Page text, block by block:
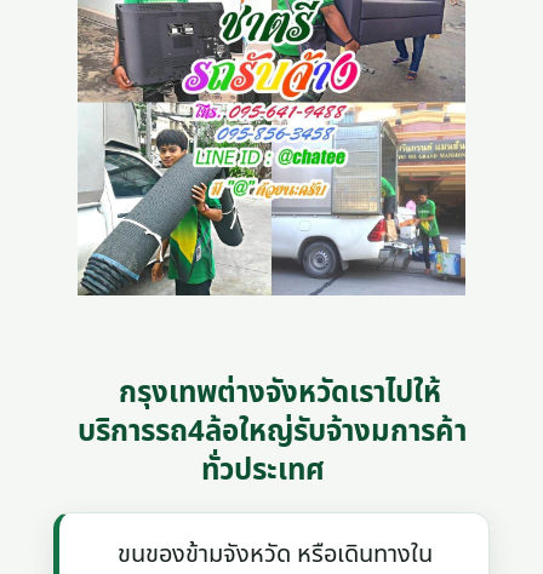
กรุงเทพต่างจังหวัดเราไปให้
บริการรถ4ล้อใหญ่รับจ้างมการค้า
ทั่วประเทศ
ขนของข้ามจังหวัด หรือเดินทางใน